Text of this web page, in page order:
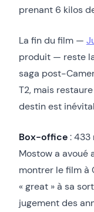
prenant 6 kilos
La fin du film —
produit — reste
saga post-
T2, mais
destin est
Box-office: 433
Mostow a avoué
montrer le film à
« great » à sa
jugement des